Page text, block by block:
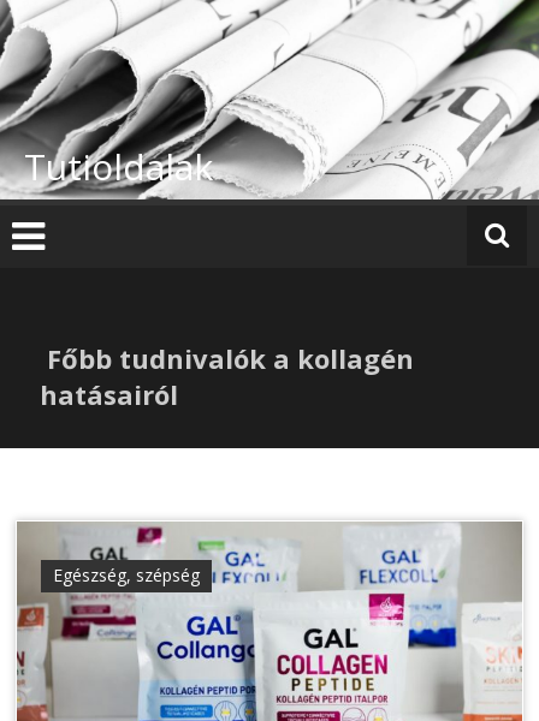
Skip
to
content
Tutioldalak
Főbb tudnivalók a kollagén
hatásairól
Egészség, szépség